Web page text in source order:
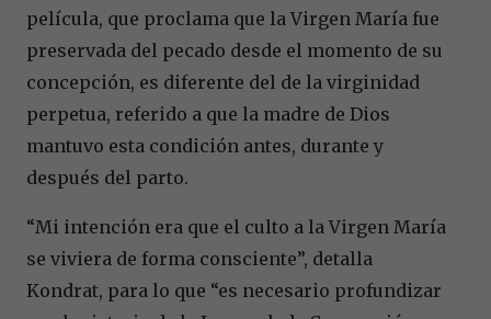
película, que proclama que la Virgen María fue
preservada del pecado desde el momento de su
concepción, es diferente del de la virginidad
perpetua, referido a que la madre de Dios
mantuvo esta condición antes, durante y
después del parto.
“Mi intención era que el culto a la Virgen María
se viviera de forma consciente”, detalla
Kondrat, para lo que “es necesario profundizar